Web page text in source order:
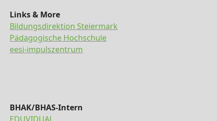
Links & More
Bildungsdirektion Steiermark
Pädagogische Hochschule
eesi-impulszentrum
BHAK/BHAS-Intern